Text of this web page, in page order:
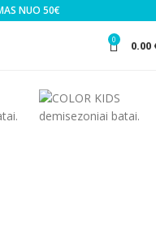
NUO 50€
0 0.00